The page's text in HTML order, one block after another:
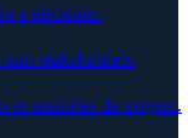
e decidido.
stakeholders
reuniões de origem.